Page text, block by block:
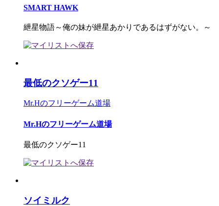
SMART HAWK
紲星物語～俺の妹が紲星あかりであるはずがない。～
最低のクソゲー11
Mr.Hのフリーゲーム道場
Mr.Hのフリーゲーム道場
最低のクソゲー11
ソイミルク